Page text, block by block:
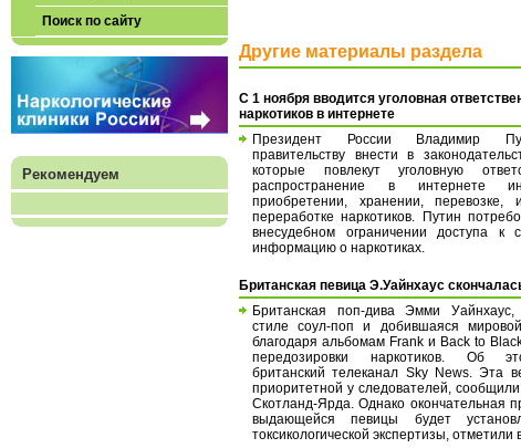
Поиск по сайту
Рекомендуем
Другие материалы раздела
С 1 ноября вводится уголовная
наркотиков в интернете
Президент России Владимир
правительству внести в
которые повлекут уголовную
распространение в интернете
приобретении, хранении, перевозке,
переработке наркотиков. Путин
внесудебном ограничении доступа
информацию о наркотиках.
Британская певица Э.Уайнхаус
Британская поп-дива Эмми
стиле соул-поп и добившаяся
благодаря альбомам Frank и Back to
передозировки наркотиков. Об
британский телеканал Sky News. Эта
приоритетной у следователей,
Скотланд-Ярда. Однако окончательная
выдающейся певицы будет
токсикологической экспертизы, отметили